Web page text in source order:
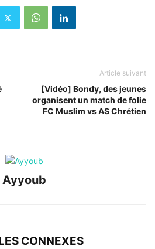
Article suivant
[Vidéo] Bondy, des jeunes
organisent un match de folie
FC Muslim vs AS Chrétien
Ayyoub
CONNEXES